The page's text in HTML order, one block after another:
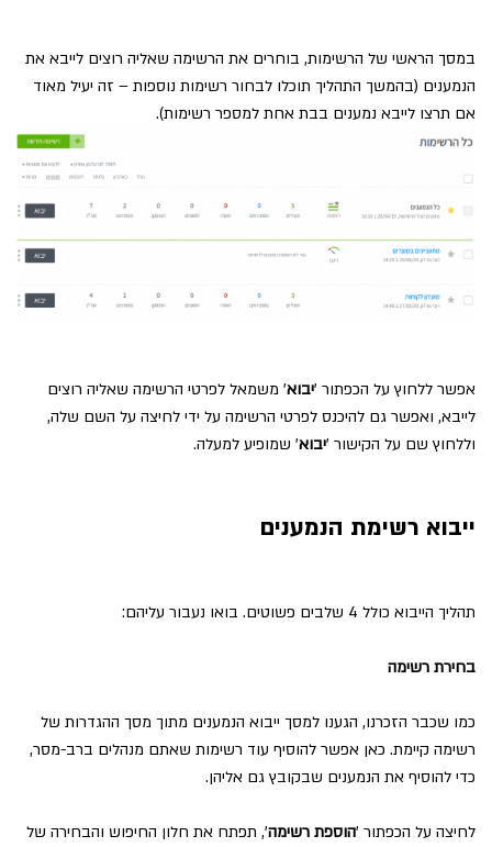
במסך הראשי של הרשימות, בוחרים את הרשימה שאליה רוצים לייבא את
הנמענים (בהמשך התהליך תוכלו לבחור רשימות נוספות – זה יעיל מאוד
אם תרצו לייבא נמענים בבת אחת למספר רשימות).
אפשר ללחוץ על הכפתור 'יבוא' משמאל לפרטי הרשימה שאליה רוצים
לייבא, ואפשר גם להיכנס לפרטי הרשימה על ידי לחיצה על השם שלה,
וללחוץ שם על הקישור 'יבוא' שמופיע למעלה.
ייבוא רשימת הנמענים
תהליך הייבוא כולל 4 שלבים פשוטים. בואו נעבור עליהם:
בחירת רשימה
כמו שכבר הזכרנו, הגענו למסך ייבוא הנמענים מתוך מסך ההגדרות של
רשימה קיימת. כאן אפשר להוסיף עוד רשימות שאתם מנהלים ברב-מסר,
כדי להוסיף את הנמענים שבקובץ גם אליהן.
לחיצה על הכפתור 'הוספת רשימה', תפתח את חלון החיפוש והבחירה של